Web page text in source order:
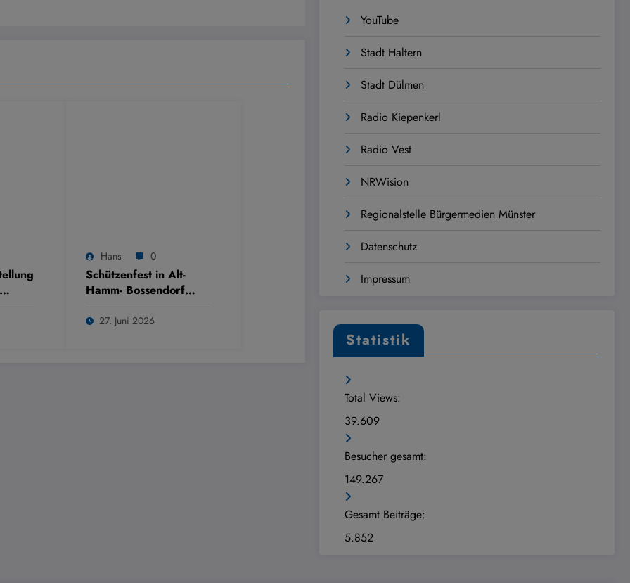
Hans 0
Schützenfest in Alt-
Hamm- Bossendorf
27. Juni 2026
YouTube
Stadt Haltern
Stadt Dülmen
Radio Kiepenkerl
Radio Vest
NRWision
Regionalstelle Bürgermedien Münster
Datenschutz
Impressum
Statistik
Total Views:
39.609
Besucher gesamt:
149.267
Gesamt Beiträge:
5.852